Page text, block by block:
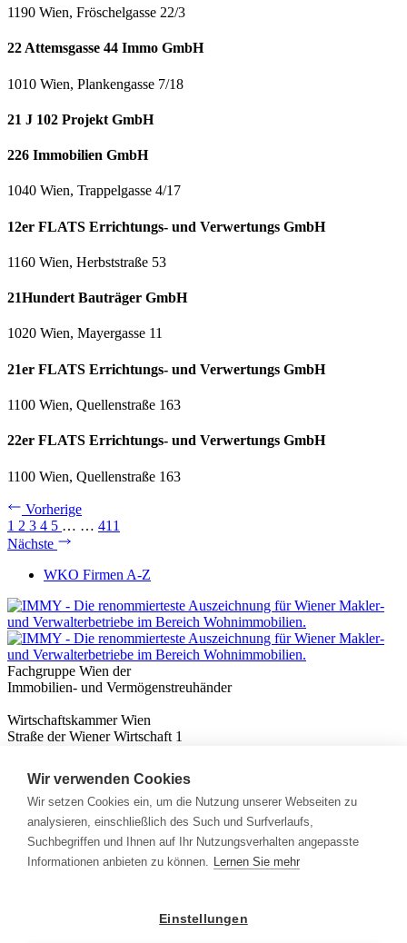
1190 Wien, Fröschelgasse 22/3
22 Attemsgasse 44 Immo GmbH
1010 Wien, Plankengasse 7/18
21 J 102 Projekt GmbH
226 Immobilien GmbH
1040 Wien, Trappelgasse 4/17
12er FLATS Errichtungs- und Verwertungs GmbH
1160 Wien, Herbststraße 53
21Hundert Bauträger GmbH
1020 Wien, Mayergasse 11
21er FLATS Errichtungs- und Verwertungs GmbH
1100 Wien, Quellenstraße 163
22er FLATS Errichtungs- und Verwertungs GmbH
1100 Wien, Quellenstraße 163
Vorherige
1 2 3 4 5 … … 411
Nächste
WKO Firmen A-Z
Fachgruppe Wien der
Immobilien- und Vermögenstreuhänder
Wirtschaftskammer Wien
Straße der Wiener Wirtschaft 1
Nützliches
Immobilienwissen
Formulare & Rechner
Expert:innen
Info
Wir verwenden Cookies
Wir setzen Cookies ein, um die Nutzung unserer Webseiten zu
analysieren, einschließlich des Such und Surfverlaufs,
Suchbegriffen und Ihnen auf Ihr Nutzungsverhalten angepasste
Informationen anbieten zu können. Lernen Sie mehr
Einstellungen